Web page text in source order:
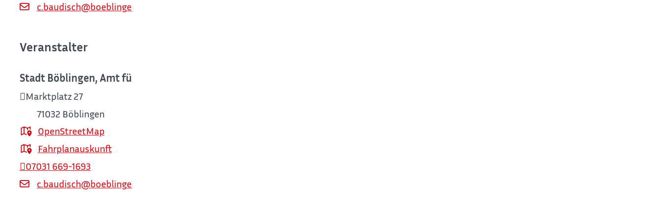
c.baudisch@boeblingen.de
Veranstalter
Stadt Böblingen, Amt für Kultur / Deutsches Fleischermuseum
Marktplatz 27
71032 Böblingen
OpenStreetMap
Fahrplanauskunft
c.baudisch@boeblingen.de
07031 669-1693